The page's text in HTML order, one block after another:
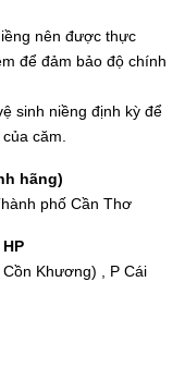
nên được thực
để đảm bảo độ chính
sinh niềng định kỳ để
căm.
hãng)
phố Cần Thơ
Khương) , P Cái